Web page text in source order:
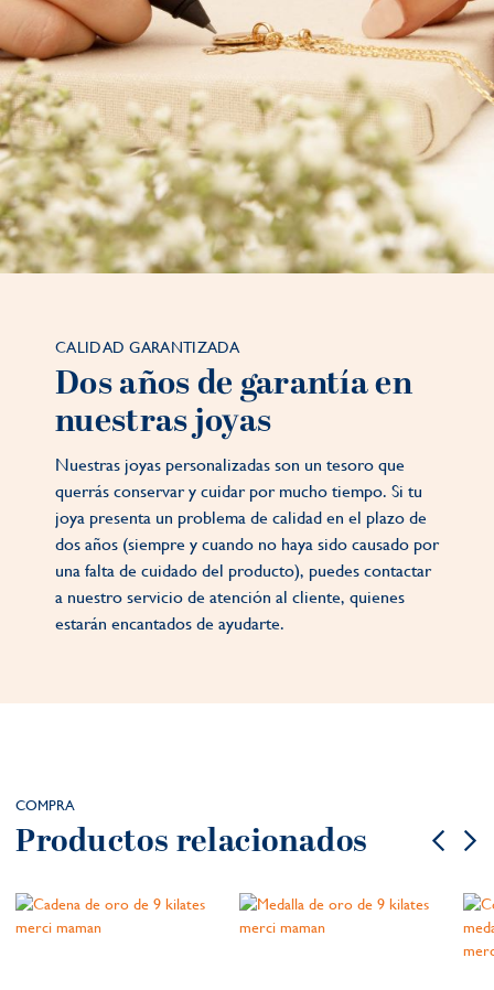
CALIDAD GARANTIZADA
Dos años de garantía en
nuestras joyas
Nuestras joyas personalizadas son un tesoro que
querrás conservar y cuidar por mucho tiempo. Si tu
joya presenta un problema de calidad en el plazo de
dos años (siempre y cuando no haya sido causado por
una falta de cuidado del producto), puedes contactar
a nuestro servicio de atención al cliente, quienes
estarán encantados de ayudarte.
COMPRA
Productos relacionados